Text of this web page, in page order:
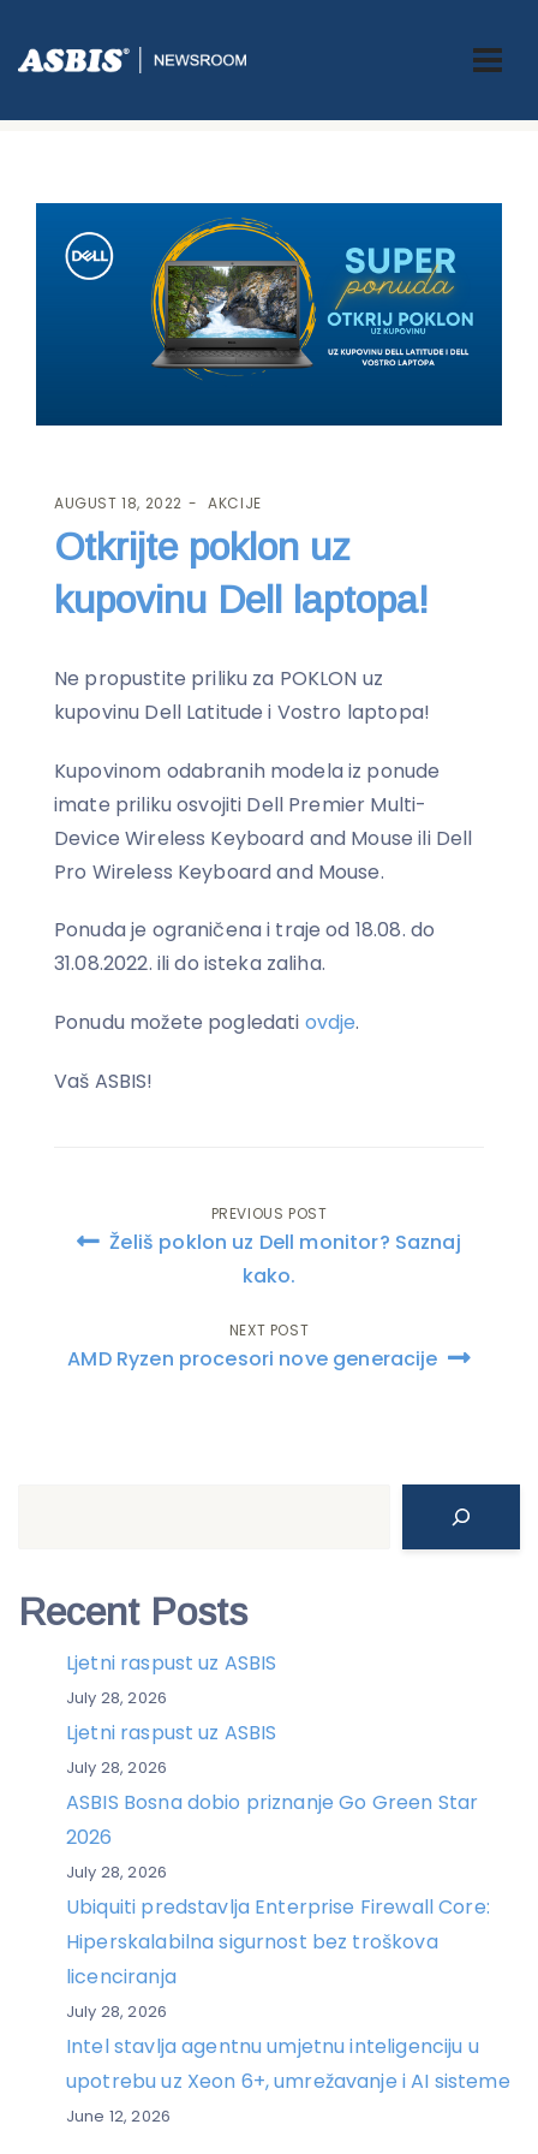
ASBIS.BA> AKCIJE> OTKRIJTE POKLON UZ KUPOVINU DELL
AUGUST 18, 2022 AKCIJE
Otkrijte poklon uz
kupovinu Dell laptopa!
Ne propustite priliku za POKLON uz
kupovinu Dell Latitude i Vostro laptopa!
Kupovinom odabranih modela iz ponude
imate priliku osvojiti Dell Premier Multi-
Device Wireless Keyboard and Mouse ili Dell
Pro Wireless Keyboard and Mouse.
Ponuda je ograničena i traje od 18.08. do
31.08.2022. ili do isteka zaliha.
Ponudu možete pogledati ovdje.
Vaš ASBIS!
Post
PREVIOUS POST
Želiš poklon uz Dell monitor? Saznaj
kako.
NEXT POST
AMD Ryzen procesori nove generacije
Recent Posts
Ljetni raspust uz ASBIS
July 28, 2026
Ljetni raspust uz ASBIS
July 28, 2026
ASBIS Bosna dobio priznanje Go Green Star
2026
July 28, 2026
Ubiquiti predstavlja Enterprise Firewall Core:
Hiperskalabilna sigurnost bez troškova
licenciranja
July 28, 2026
Intel stavlja agentnu umjetnu inteligenciju u
upotrebu uz Xeon 6+, umrežavanje i AI sisteme
June 12, 2026